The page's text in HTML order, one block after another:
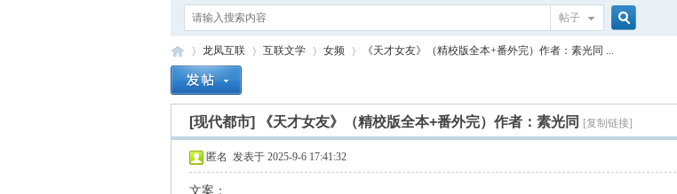
帖子
索
龙凤互联
›
互联文学
›
女频 《天才女友》（精校版全本+番外完）作者：素光同 ...
[现代都市] 《天才女友》（精校版全本+番外完）作者：素光同 [复制链接]
匿名 发表于 2025-9-6 17:41:32
文案：